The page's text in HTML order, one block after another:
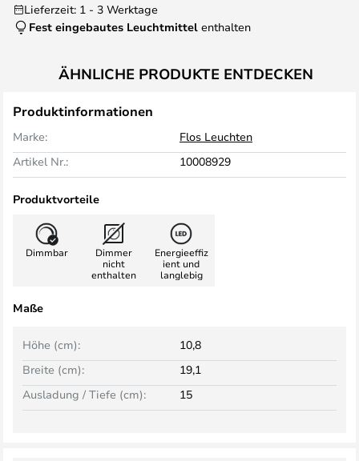
Lieferzeit: 1 - 3 Werktage
Fest eingebautes Leuchtmittel enthalten
ÄHNLICHE PRODUKTE ENTDECKEN
Produktinformationen
Marke:
Flos Leuchten
Artikel Nr.:
10008929
Produktvorteile
Dimmbar
Dimmer
nicht
enthalten
Energieeffiz
ient und
langlebig
Maße
Breite (cm): 19,1
Höhe (cm): 10,8
Ausladung / Tiefe (cm): 15